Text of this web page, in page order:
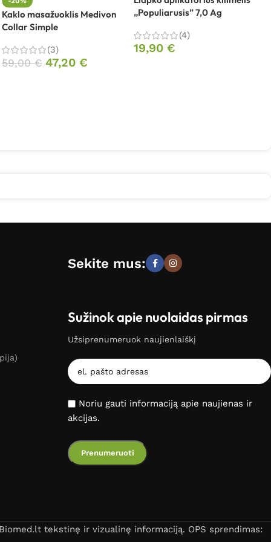
Kaklo masažuoklis Medivon
Collar Simple
(3)
59,00€ 47,20€
„Populiarusis” 7,0 Ag
(4)
19,90 €
Sekite mus:
Sužinok apie nuolaidas pirmas
Užsiprenumeruok naujienlaiškį
Noriu gauti informaciją apie naujienas ir
akcijas.
tekstinę ir vizualinę informaciją. OPS sprendimas: